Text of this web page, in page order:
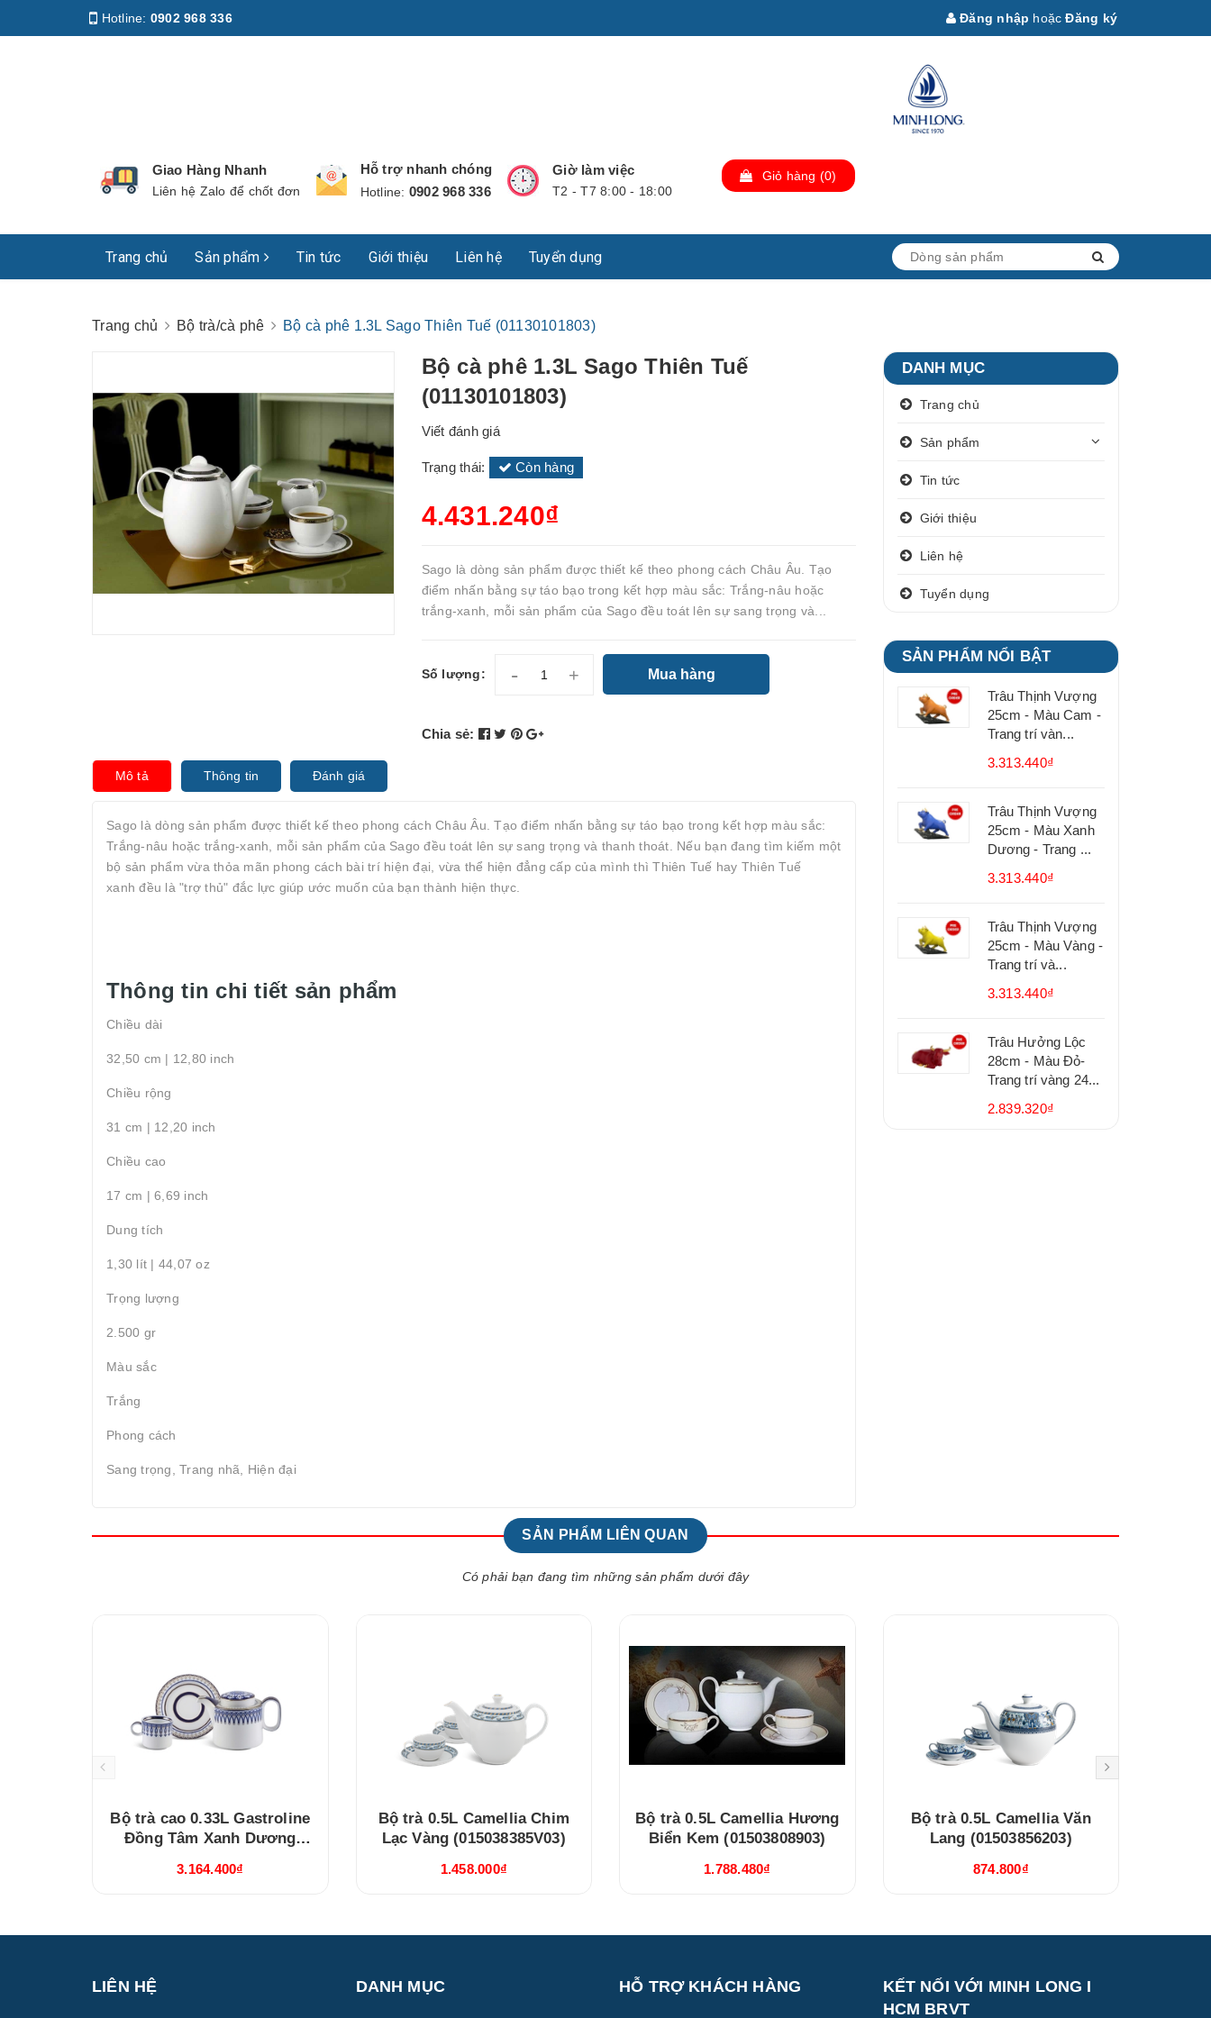
Hotline: 0902 968 336 Đăng nhập hoặc Đăng ký
Giao Hàng Nhanh
Liên hệ Zalo để chốt đơn
Hỗ trợ nhanh chóng
Hotline: 0902 968 336
Giờ làm việc
T2 - T7 8:00 - 18:00
Giỏ hàng (0)
Trang chủ Sản phẩm Tin tức Giới thiệu Liên hệ Tuyển dụng
Trang chủ Bộ trà/cà phê Bộ cà phê 1.3L Sago Thiên Tuế (01130101803)
Bộ cà phê 1.3L Sago Thiên Tuế
(01130101803)
Viết đánh giá
Trạng thái: Còn hàng
4.431.240₫
Sago là dòng sản phẩm được thiết kế theo phong cách Châu Âu. Tạo
điểm nhấn bằng sự táo bạo trong kết hợp màu sắc: Trắng-nâu hoặc
trắng-xanh, mỗi sản phẩm của Sago đều toát lên sự sang trọng và...
Số lượng: - + Mua hàng
Chia sẻ:
Mô tả Thông tin Đánh giá
Sago là dòng sản phẩm được thiết kế theo phong cách Châu Âu. Tạo điểm nhấn bằng sự táo bạo trong kết hợp màu sắc:
Trắng-nâu hoặc trắng-xanh, mỗi sản phẩm của Sago đều toát lên sự sang trọng và thanh thoát. Nếu bạn đang tìm kiếm một
bộ sản phẩm vừa thỏa mãn phong cách bài trí hiện đại, vừa thể hiện đẳng cấp của mình thì Thiên Tuế hay Thiên Tuế
xanh đều là "trợ thủ" đắc lực giúp ước muốn của bạn thành hiện thực.
Thông tin chi tiết sản phẩm
Chiều dài
32,50 cm | 12,80 inch
Chiều rộng
31 cm | 12,20 inch
Chiều cao
17 cm | 6,69 inch
Dung tích
1,30 lít | 44,07 oz
Trọng lượng
2.500 gr
Màu sắc
Trắng
Phong cách
Sang trọng, Trang nhã, Hiện đại
DANH MỤC
Trang chủ
Sản phẩm
Tin tức
Giới thiệu
Liên hệ
Tuyển dụng
SẢN PHẨM NỔI BẬT
Trâu Thịnh Vượng
25cm - Màu Cam -
Trang trí vàn...
3.313.440₫
Trâu Thịnh Vượng
25cm - Màu Xanh
Dương - Trang ...
3.313.440₫
Trâu Thịnh Vượng
25cm - Màu Vàng -
Trang trí và...
3.313.440₫
Trâu Hưởng Lộc
28cm - Màu Đỏ-
Trang trí vàng 24...
2.839.320₫
SẢN PHẨM LIÊN QUAN
Có phải bạn đang tìm những sản phẩm dưới đây
Bộ trà cao 0.33L Gastroline
Đồng Tâm Xanh Dương
3.164.400₫
Bộ trà 0.5L Camellia Chim
Lạc Vàng (015038385V03)
1.458.000₫
Bộ trà 0.5L Camellia Hương
Biển Kem (01503808903)
1.788.480₫
Bộ trà 0.5L Camellia Văn
Lang (01503856203)
874.800₫
LIÊN HỆ DANH MỤC HỖ TRỢ KHÁCH HÀNG
KẾT NỐI VỚI MINH LONG I
HCM BRVT